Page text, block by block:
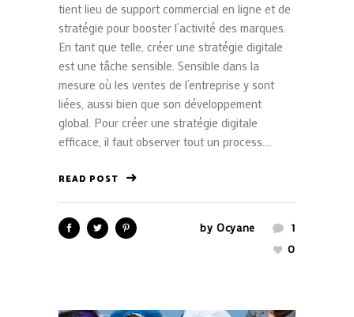
tient lieu de support commercial en ligne et de
stratégie pour booster l’activité des marques.
En tant que telle, créer une stratégie digitale
est une tâche sensible. Sensible dans la
mesure où les ventes de l’entreprise y sont
liées, aussi bien que son développement
global. Pour créer une stratégie digitale
efficace, il faut observer tout un process....
READ POST
by Ocyane
1
0